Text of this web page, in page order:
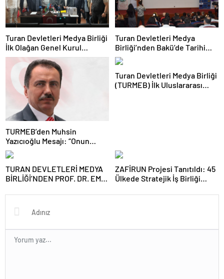
Turan Devletleri Medya Birliği
İlk Olağan Genel Kurul
Toplantısını Gerçekleştirdi
Turan Devletleri Medya
Birliği’nden Bakü’de Tarihi
Adım
TURMEB’den Muhsin
Yazıcıoğlu Mesajı: “Onun
Büyük Birlik İdeali Türk
Dünyasına Işık Tutuyor”
Turan Devletleri Medya Birliği
(TURMEB) İlk Uluslararası
TURAN DEVLETLERİ MEDYA
BİRLİĞİ’NDEN PROF. DR. EMİN
ZAFİRUN Projesi Tanıtıldı: 45
Ülkede Stratejik İş Birliği